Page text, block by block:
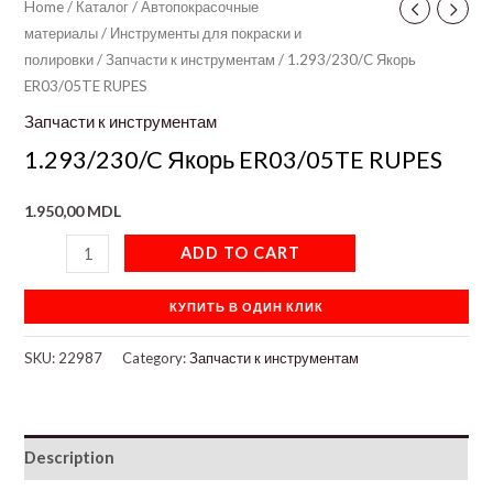
Home/ Каталог/Автопокрасочные
материалы/ Инструменты для покраски и
полировки/Запчасти к инструментам / 1.293/230/C Якорь
ER03/05TE RUPES
Запчасти к инструментам
1.293/230/C Якорь ER03/05TE RUPES
1.950,00MDL
ADD TO CART
КУПИТЬ В ОДИН КЛИК
SKU: 22987 Category:Запчасти к инструментам
Description